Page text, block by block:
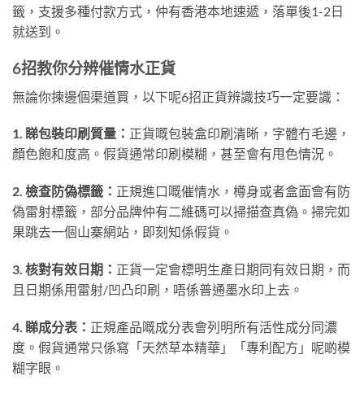
籤，支援多種付款方式，仲有香港本地速遞，落單後1-2日
就送到。
6招教你分辨催情水正貨
無論你揀邊個渠道買，以下呢6招正貨辨識技巧一定要識：
1. 睇包裝印刷質量： 正貨嘅包裝盒印刷清晰，字體冇毛邊，
顏色飽和度高。假貨通常印刷模糊，甚至會有甩色情況。
2. 檢查防偽標籤： 正規進口嘅催情水，樽身或者盒面會有防
偽雷射標籤，部分品牌仲有二維碼可以掃描查真偽。掃完如
果跳去一個山寨網站，即刻知係假貨。
3. 核對有效日期： 正貨一定會標明生產日期同有效日期，而
且日期係用雷射/凹凸印刷，唔係普通墨水印上去。
4. 睇成分表： 正規產品嘅成分表會列明所有活性成分同濃
度。假貨通常只係寫「天然草本精華」「專利配方」呢啲模
糊字眼。